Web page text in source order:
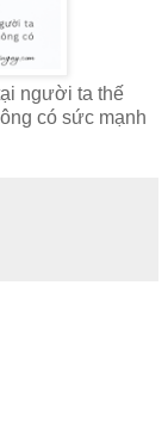
người ta thế
có sức mạnh